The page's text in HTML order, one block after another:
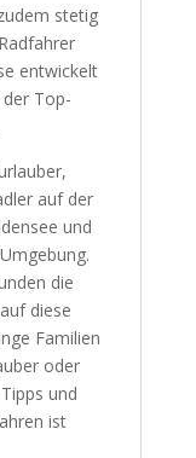
stetig
entwickelt
Top-
auf der
und
die
diese
Familien
oder
und
ist